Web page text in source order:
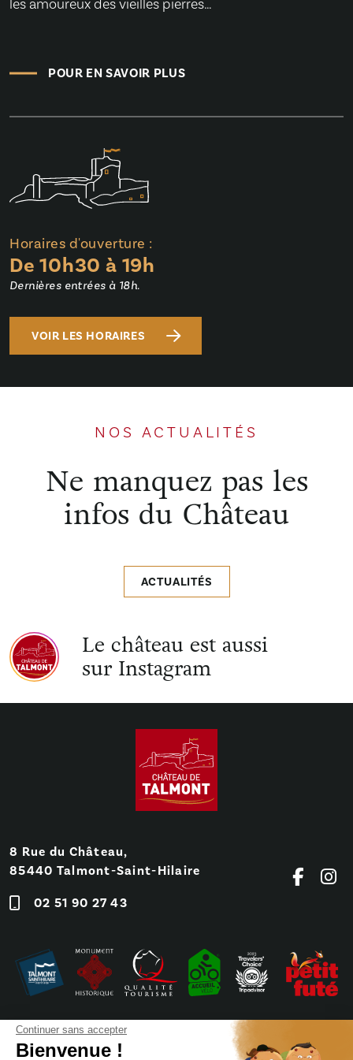
les amoureux des vieilles pierres…
POUR EN SAVOIR PLUS
Horaires d'ouverture :
De 10h30 à 19h
Dernières entrées à 18h.
VOIR LES HORAIRES
NOS ACTUALITÉS
Ne manquez pas les
infos du Château
ACTUALITÉS
Le château est aussi
sur Instagram
8 Rue du Château,
85440 Talmont-Saint-Hilaire
02 51 90 27 43
Continuer sans accepter
Bienvenue !